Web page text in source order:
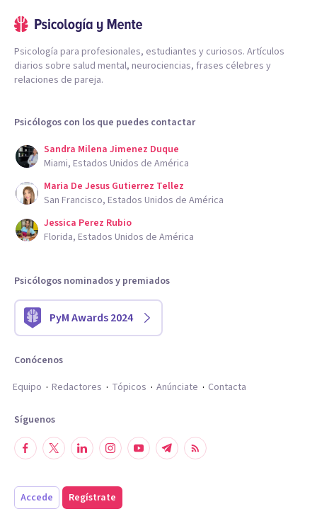
Psicología para profesionales, estudiantes y curiosos. Artículos
diarios sobre salud mental, neurociencias, frases célebres y
relaciones de pareja.
Psicólogos con los que puedes contactar
Sandra Milena Jimenez Duque
Miami, Estados Unidos de América
Maria De Jesus Gutierrez Tellez
San Francisco, Estados Unidos de América
Jessica Perez Rubio
Florida, Estados Unidos de América
Psicólogos nominados y premiados
PyM Awards 2024
Conócenos
Equipo
Redactores Tópicos Anúnciate Contacta
Síguenos
Accede Regístrate